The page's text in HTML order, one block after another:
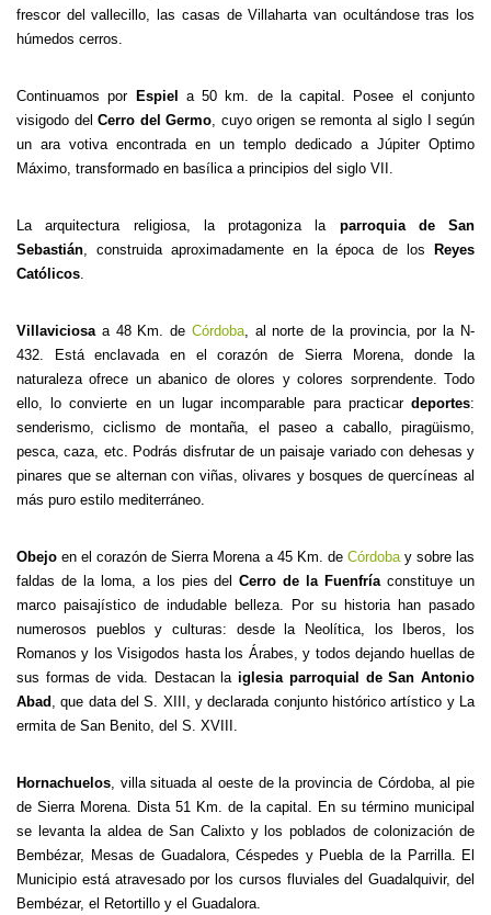
frescor del vallecillo, las casas de Villaharta van ocultándose tras los
húmedos cerros.
Continuamos por Espiel
a 50 km. de la capital. Posee el conjunto
visigodo del Cerro del Germo, cuyo origen se remonta al siglo I según
un ara votiva encontrada en un templo dedicado a Júpiter Optimo
Máximo, transformado en basílica a principios del siglo VII.
La arquitectura religiosa, la protagoniza la parroquia de San
Sebastián, construida aproximadamente en la época de los
Reyes
Católicos.
Villaviciosaa 48 Km. de Córdoba, al norte de la provincia, por la N-
432. Está enclavada en el corazón de Sierra Morena, donde la
naturaleza ofrece un abanico de olores y colores sorprendente. Todo
ello, lo convierte en un lugar incomparable para practicar deportes:
senderismo, ciclismo de montaña, el paseo a caballo, piragüismo,
pesca, caza, etc. Podrás disfrutar de un paisaje variado con dehesas y
pinares que se alternan con viñas, olivares y bosques de quercíneas al
más puro estilo mediterráneo.
Obejo en el corazón de Sierra Morena a 45 Km. de Córdobay sobre las
faldas de la loma, a los pies delCerro de la Fuenfríaconstituye un
marco paisajístico de indudable belleza. Por su historia han pasado
numerosos pueblos y culturas: desde la Neolítica, los Iberos, los
Romanos y los Visigodos hasta los Árabes, y todos dejando huellas de
sus formas de vida. Destacan laiglesia parroquial de San Antonio
Abad , que data del S. XIII, y declarada conjunto histórico artístico y La
ermita de San Benito, del S. XVIII.
Hornachuelos, villa situada al oeste de la provincia de Córdoba, al pie
de Sierra Morena. Dista 51 Km. de la capital. En su término municipal
se levanta la aldea de San Calixto y los poblados de colonización de
Bembézar, Mesas de Guadalora, Céspedes y Puebla de la Parrilla. El
Municipio está atravesado por los cursos fluviales del Guadalquivir, del
Bembézar, el Retortillo y el Guadalora.